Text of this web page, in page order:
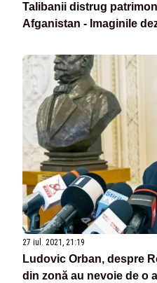
Talibanii distrug
Afganistan - Imaginile
27 iul. 2021, 21:19
Ludovic Orban, despre
din zonă au nevoie de o